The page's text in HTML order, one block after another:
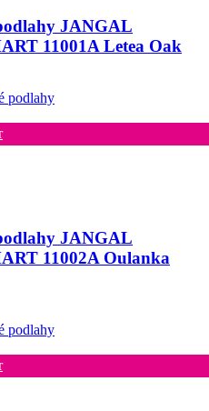
JANGAL
11001A Letea Oak
podlahy
JANGAL
11002A Oulanka
podlahy